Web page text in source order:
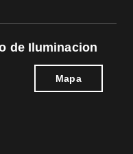
de Iluminacion
Mapa